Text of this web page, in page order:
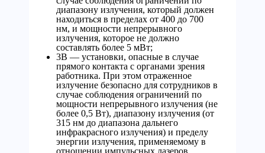
диапазону излучения, который должен
находиться в пределах от 400 до 700
нм, и мощности непрерывного
излучения, которое не должно
составлять более 5 мВт;
3B — установки, опасные в случае
прямого контакта с органами зрения
работника. При этом отраженное
излучение безопасно для сотрудников в
случае соблюдения ограничений по
мощности непрерывного излучения (не
более 0,5 Вт), диапазону излучения (от
315 нм до диапазона дальнего
инфракрасного излучения) и пределу
энергии излучения, применяемому в
отношении импульсных лазеров